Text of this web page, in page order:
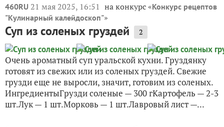
460RU 21 мая 2025, 16:51 на конкурс «Конкурс рецептов
"Кулинарный калейдоскоп"»
Суп из соленых груздей 2
Очень ароматный суп уральской кухни. Груздянку
готовят из свежих или из соленых груздей. Свежие
грузди еще не выросли, значит, готовим из соленых.
ИнгредиентыГрузди соленые — 300 гКартофель — 2-3
шт.Лук — 1 шт.Морковь — 1 шт.Лавровый лист —...